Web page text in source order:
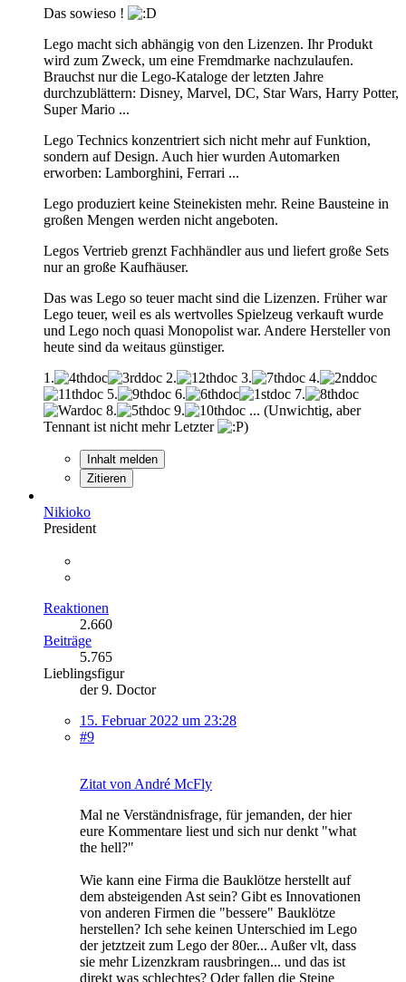
Das sowieso !
Lego macht sich abhängig von den Lizenzen. Ihr Produkt
wird zum Zweck, um eine Fremdmarke nachzulaufen.
Brauchst nur die Lego-Kataloge der letzten Jahre
durchzublättern: Disney, Marvel, DC, Star Wars, Harry Potter,
Super Mario ...
Lego Technics konzentriert sich nicht mehr auf Funktion,
sondern auf Design. Auch hier wurden Automarken
erworben: Lamborghini, Ferrari ...
Lego produziert keine Steinekisten mehr. Reine Bausteine in
großen Mengen werden nicht angeboten.
Legos Vertrieb grenzt Fachhändler aus und liefert große Sets
nur an große Kaufhäuser.
Das was Lego so teuer macht sind die Lizenzen. Früher war
Lego teuer, weil es als wertvolles Spielzeug verkauft wurde
und Lego noch quasi Monopolist war. Andere Hersteller von
heute sind da weitaus günstiger.
1.
2. 3.
4.
5.
6.
7.
8.
9.
... (Unwichtig, aber
Tennant ist nicht mehr Letzter
)
Inhalt melden
Zitieren
Nikioko
President
Reaktionen
2.660
Beiträge
5.765
Lieblingsfigur
der 9. Doctor
15. Februar 2022 um 23:28
#9
Zitat von André McFly
Mal ne Verständnisfrage, für jemanden, der hier
eure Kommentare liest und sich nur denkt "what
the hell?"
Wie kann eine Firma die Bauklötze herstellt auf
dem absteigenden Ast sein? Gibt es Innovationen
von anderen Firmen die "bessere" Bauklötze
herstellen? Ich sehe keinen Unterschied im Lego
der jetztzeit zum Lego der 80er... Außer vlt, dass
sie mehr Lizenzkram rausbringen... und das ist
direkt was schlechtes? Oder fallen die Steine